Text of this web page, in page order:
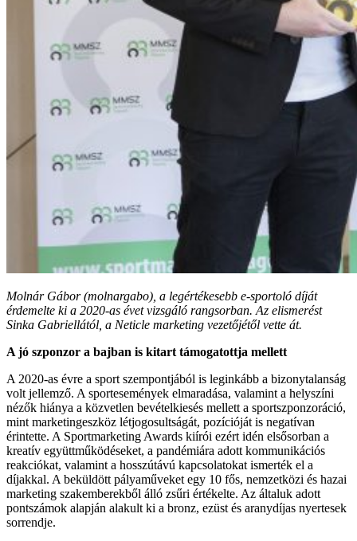
Molnár Gábor (molnargabo), a legértékesebb e-sportoló díját
érdemelte ki a 2020-as évet vizsgáló rangsorban. Az elismerést
Sinka Gabriellától, a Neticle marketing vezetőjétől vette át.
A jó szponzor a bajban is kitart támogatottja mellett
A 2020-as évre a sport szempontjából is leginkább a bizonytalanság
volt jellemző. A sportesemények elmaradása, valamint a helyszíni
nézők hiánya a közvetlen bevételkiesés mellett a sportszponzoráció,
mint marketingeszköz létjogosultságát, pozícióját is negatívan
érintette. A Sportmarketing Awards kiírói ezért idén elsősorban a
kreatív együttműködéseket, a pandémiára adott kommunikációs
reakciókat, valamint a hosszútávú kapcsolatokat ismerték el a
díjakkal. A beküldött pályaműveket egy 10 fős, nemzetközi és hazai
marketing szakemberekből álló zsűri értékelte. Az általuk adott
pontszámok alapján alakult ki a bronz, ezüst és aranydíjas nyertesek
sorrendje.